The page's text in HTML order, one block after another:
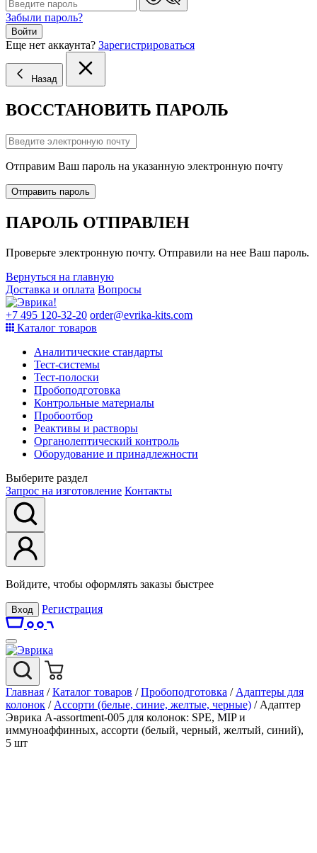
Забыли пароль?
Войти
Еще нет аккаунта? Зарегистрироваться
Назад
ВОССТАНОВИТЬ ПАРОЛЬ
Отправим Ваш пароль на указанную электронную почту
Отправить пароль
ПАРОЛЬ ОТПРАВЛЕН
Проверьте электронную почту. Отправили на нее Ваш пароль.
Вернуться на главную
Доставка и оплата Вопросы
+7 495 120-32-20 order@evrika-kits.com
Каталог товаров
Аналитические стандарты
Тест-системы
Тест-полоски
Пробоподготовка
Контрольные материалы
Пробоотбор
Реактивы и растворы
Органолептический контроль
Оборудование и принадлежности
Выберите раздел
Запрос на изготовление Контакты
Войдите, чтобы оформлять заказы быстрее
Вход Регистрация
Главная / Каталог товаров / Пробоподготовка / Адаптеры для
колонок / Ассорти (белые, синие, желтые, черные) / Адаптер
Эврика A-assortment-005 для колонок: SPE, MIP и
иммуноаффинных, ассорти (белый, черный, желтый, синий),
5 шт